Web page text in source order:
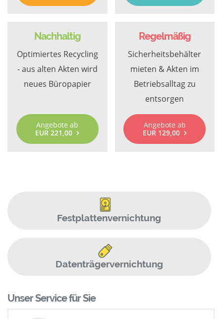
Nachhaltig
Optimiertes Recycling
- aus alten Akten wird
neues Büropapier
Angebote ab
EUR 221,00
Regelmäßig
Sicherheitsbehälter
mieten & Akten im
Betriebsalltag zu
entsorgen
Angebote ab
EUR 129,00
Festplattenvernichtung
Datenträgervernichtung
Unser Service für Sie